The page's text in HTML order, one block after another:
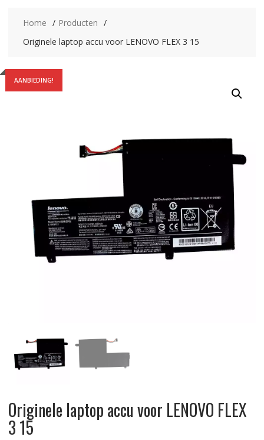
Home
Producten
Originele laptop accu voor LENOVO FLEX 3 15
AANBIEDING!
Originele laptop accu voor LENOVO FLEX
3 15